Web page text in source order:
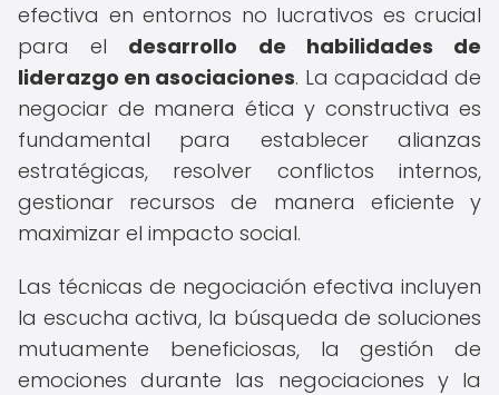
efectiva en entornos no lucrativos es crucial
para el desarrollo de habilidades de
liderazgo en asociaciones. La capacidad de
negociar de manera ética y constructiva es
fundamental para establecer alianzas
estratégicas, resolver conflictos internos,
gestionar recursos de manera eficiente y
maximizar el impacto social.
Las técnicas de negociación efectiva incluyen
la escucha activa, la búsqueda de soluciones
mutuamente beneficiosas, la gestión de
emociones durante las negociaciones y la